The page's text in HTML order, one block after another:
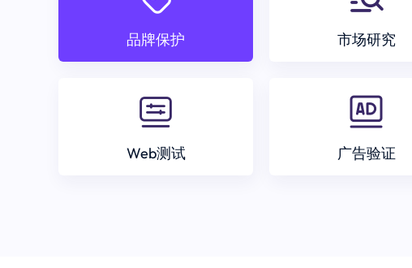
品牌保护 市场研究
Web测试 广告验证